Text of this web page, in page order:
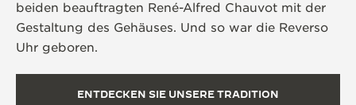
beiden beauftragten René-Alfred Chauvot mit der
Gestaltung des Gehäuses. Und so war die Reverso
Uhr geboren.
ENTDECKEN SIE UNSERE TRADITION